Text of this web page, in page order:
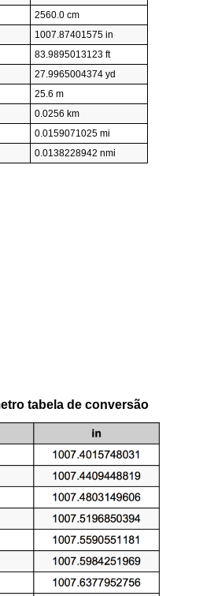
2560.0 cm
1007.87401575 in
83.9895013123 ft
27.9965004374 yd
25.6 m
0.0256 km
0.0159071025 mi
0.0138228942 nmi
tabela de conversão